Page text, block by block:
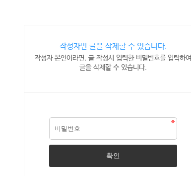
작성자만 글을 삭제할 수 있습니다.
작성자 본인이라면, 글 작성시 입력한 비밀번호를 입력하여
글을 삭제할 수 있습니다.